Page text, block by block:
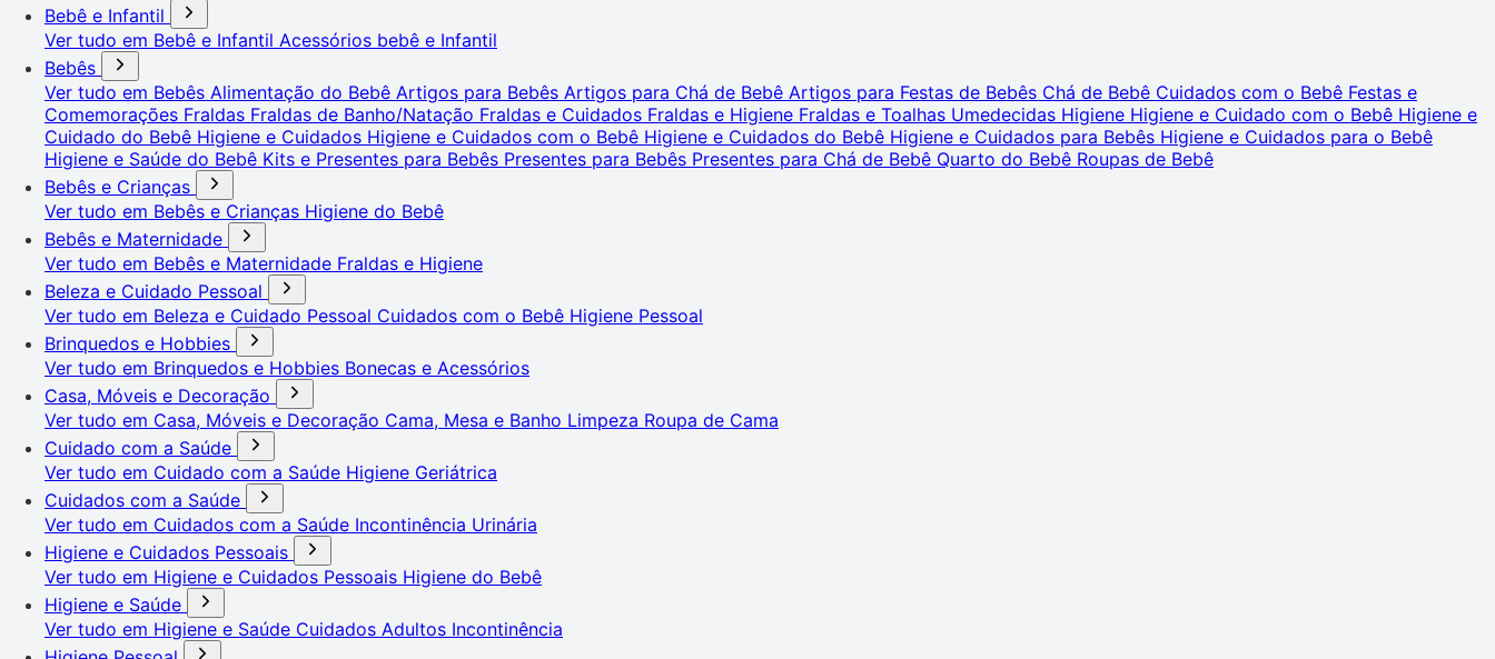
Bebê e Infantil
Ver tudo em Bebê e Infantil Acessórios bebê e Infantil
Bebês
Ver tudo em Bebês Alimentação do Bebê Artigos para Bebês Artigos para Chá de Bebê Artigos para Festas de Bebês Chá de Bebê Cuidados com o Bebê Festas e
Comemorações Fraldas Fraldas de Banho/Natação Fraldas e Cuidados Fraldas e Higiene Fraldas e Toalhas Umedecidas Higiene Higiene e Cuidado com o Bebê Higiene e
Cuidado do Bebê Higiene e Cuidados Higiene e Cuidados com o Bebê Higiene e Cuidados do Bebê Higiene e Cuidados para Bebês Higiene e Cuidados para o Bebê
Higiene e Saúde do Bebê Kits e Presentes para Bebês Presentes para Bebês Presentes para Chá de Bebê Quarto do Bebê Roupas de Bebê
Bebês e Crianças
Ver tudo em Bebês e Crianças Higiene do Bebê
Bebês e Maternidade
Ver tudo em Bebês e Maternidade Fraldas e Higiene
Beleza e Cuidado Pessoal
Ver tudo em Beleza e Cuidado Pessoal Cuidados com o Bebê Higiene Pessoal
Brinquedos e Hobbies
Ver tudo em Brinquedos e Hobbies Bonecas e Acessórios
Casa, Móveis e Decoração
Ver tudo em Casa, Móveis e Decoração Cama, Mesa e Banho Limpeza Roupa de Cama
Cuidado com a Saúde
Ver tudo em Cuidado com a Saúde Higiene Geriátrica
Cuidados com a Saúde
Ver tudo em Cuidados com a Saúde Incontinência Urinária
Higiene e Cuidados Pessoais
Ver tudo em Higiene e Cuidados Pessoais Higiene do Bebê
Higiene e Saúde
Ver tudo em Higiene e Saúde Cuidados Adultos Incontinência